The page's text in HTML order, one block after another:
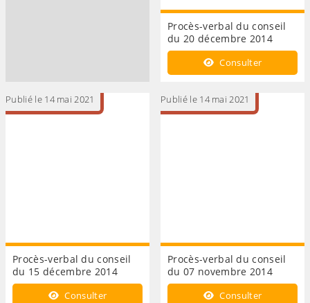
Procès-verbal du conseil
du 20 décembre 2014
Consulter
Publié le 14 mai 2021
Procès-verbal du conseil
du 15 décembre 2014
Consulter
Publié le 14 mai 2021
Procès-verbal du conseil
du 07 novembre 2014
Consulter